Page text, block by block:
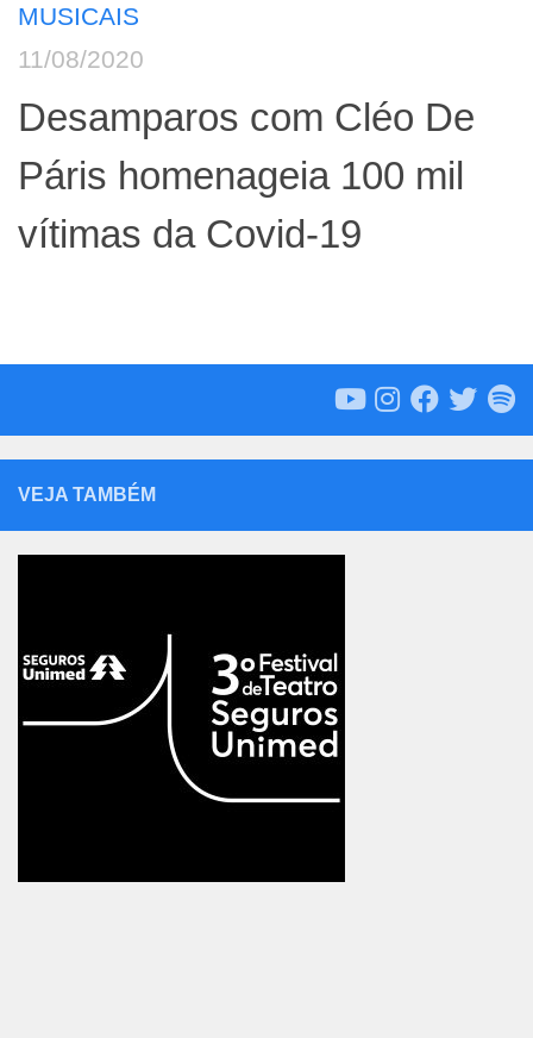
MUSICAIS
11/08/2020
Desamparos com Cléo De
Páris homenageia 100 mil
vítimas da Covid-19
VEJA TAMBÉM